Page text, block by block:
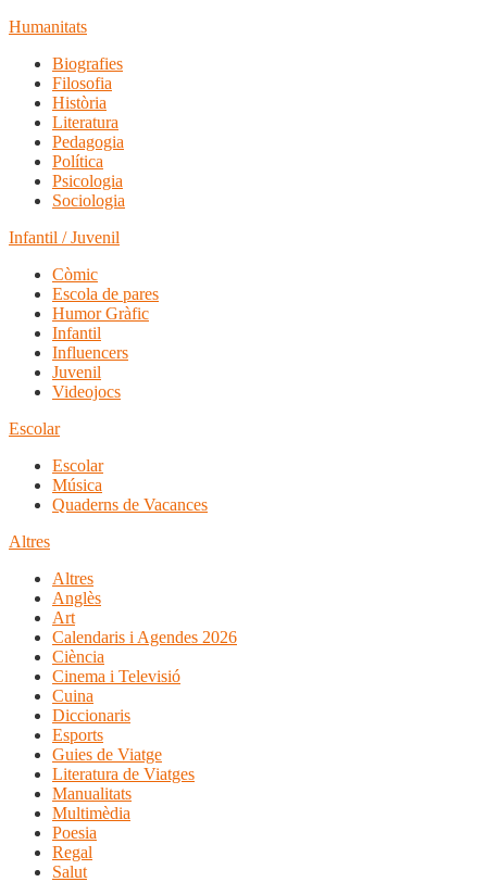
Humanitats
Biografies
Filosofia
Història
Literatura
Pedagogia
Política
Psicologia
Sociologia
Infantil / Juvenil
Còmic
Escola de pares
Humor Gràfic
Infantil
Influencers
Juvenil
Videojocs
Escolar
Escolar
Música
Quaderns de Vacances
Altres
Altres
Anglès
Art
Calendaris i Agendes 2026
Ciència
Cinema i Televisió
Cuina
Diccionaris
Esports
Guies de Viatge
Literatura de Viatges
Manualitats
Multimèdia
Poesia
Regal
Salut